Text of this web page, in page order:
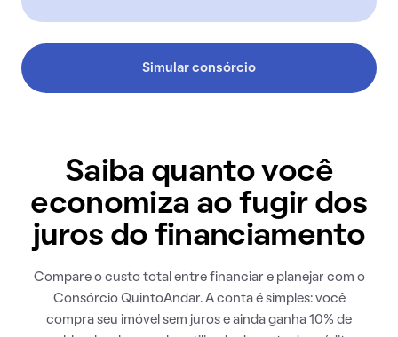
Simular consórcio
Saiba quanto você
economiza ao fugir dos
juros do financiamento
Compare o custo total entre financiar e planejar com o
Consórcio QuintoAndar. A conta é simples: você
compra seu imóvel sem juros e ainda ganha 10% de